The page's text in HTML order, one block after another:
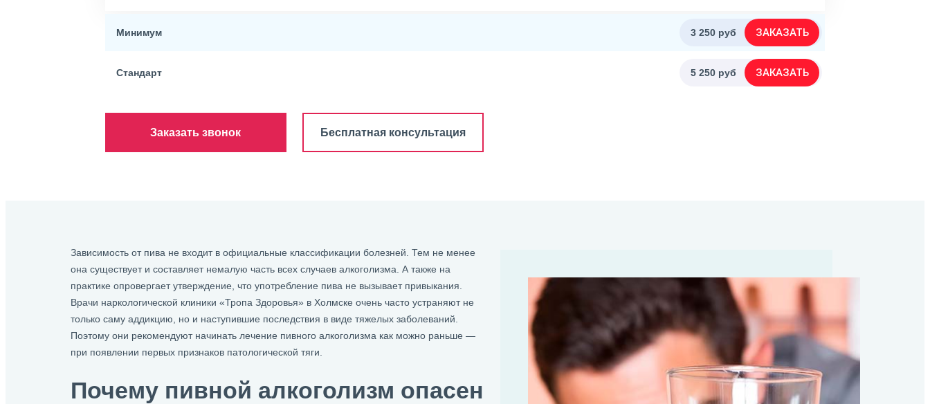
Минимум 3 250 руб ЗАКАЗАТЬ
Стандарт 5 250 руб ЗАКАЗАТЬ
Заказать звонок Бесплатная консультация
Зависимость от пива не входит в официальные классификации болезней. Тем не менее
она существует и составляет немалую часть всех случаев алкоголизма. А также на
практике опровергает утверждение, что употребление пива не вызывает привыкания.
Врачи наркологической клиники «Тропа Здоровья» в Холмске очень часто устраняют не
только саму аддикцию, но и наступившие последствия в виде тяжелых заболеваний.
Поэтому они рекомендуют начинать лечение пивного алкоголизма как можно раньше —
при появлении первых признаков патологической тяги.
Почему пивной алкоголизм опасен